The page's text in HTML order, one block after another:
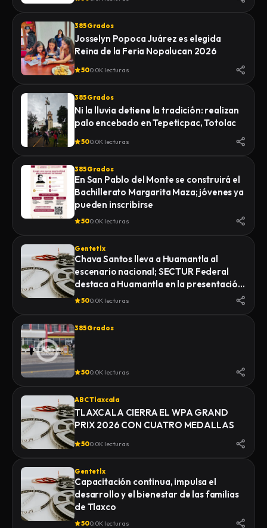
385 Grados
Josselyn Popoca Juárez es elegida
Reina de la Feria Nopalucan 2026
500.0K lecturas
385 Grados
Ni la lluvia detiene la tradición: realizan
palo encebado en Tepeticpac, Totolac
500.0K lecturas
385 Grados
En San Pablo del Monte se construirá el
Bachillerato Margarita Maza; jóvenes ya
pueden inscribirse
500.0K lecturas
Gentetlx
Chava Santos lleva a Huamantla al
escenario nacional; SECTUR Federal
destaca a Huamantla en la presentación
de su feria 2026
500.0K lecturas
385 Grados
500.0K lecturas
ABC Tlaxcala
TLAXCALA CIERRA EL WPA GRAND
PRIX 2026 CON CUATRO MEDALLAS
500.0K lecturas
Gentetlx
Capacitación continua, impulsa el
desarrollo y el bienestar de las familias
de Tlaxco
500.0K lecturas